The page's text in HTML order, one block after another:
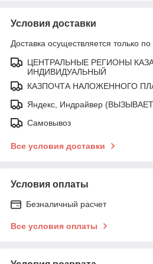
Условия доставки
Доставка осуществляется только по
ЦЕНТРАЛЬНЫЕ РЕГИОНЫ
ИНДИВИДУАЛЬНЫЙ
КАЗПОЧТА НАЛОЖЕННОГО
Яндекс, Индрайвер
Самовывоз
Все условия доставки
Условия оплаты
Безналичный расчет
Все условия оплаты